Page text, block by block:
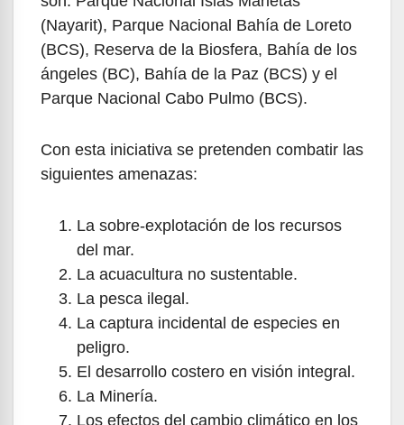
(Nayarit), Parque Nacional Bahía de Loreto
(BCS), Reserva de la Biosfera, Bahía de los
ángeles (BC), Bahía de la Paz (BCS) y el
Parque Nacional Cabo Pulmo (BCS).
Con esta iniciativa se pretenden combatir las
siguientes amenazas:
La sobre-explotación de los recursos
del mar.
La acuacultura no sustentable.
La pesca ilegal.
La captura incidental de especies en
peligro.
El desarrollo costero en visión integral.
La Minería.
Los efectos del cambio climático en los